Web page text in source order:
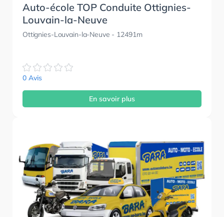
Auto-école TOP Conduite Ottignies-
Louvain-la-Neuve
Ottignies-Louvain-la-Neuve - 12491m
0 Avis
En savoir plus